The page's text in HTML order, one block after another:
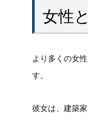
女性
より多くの女
す。
彼女は、建築